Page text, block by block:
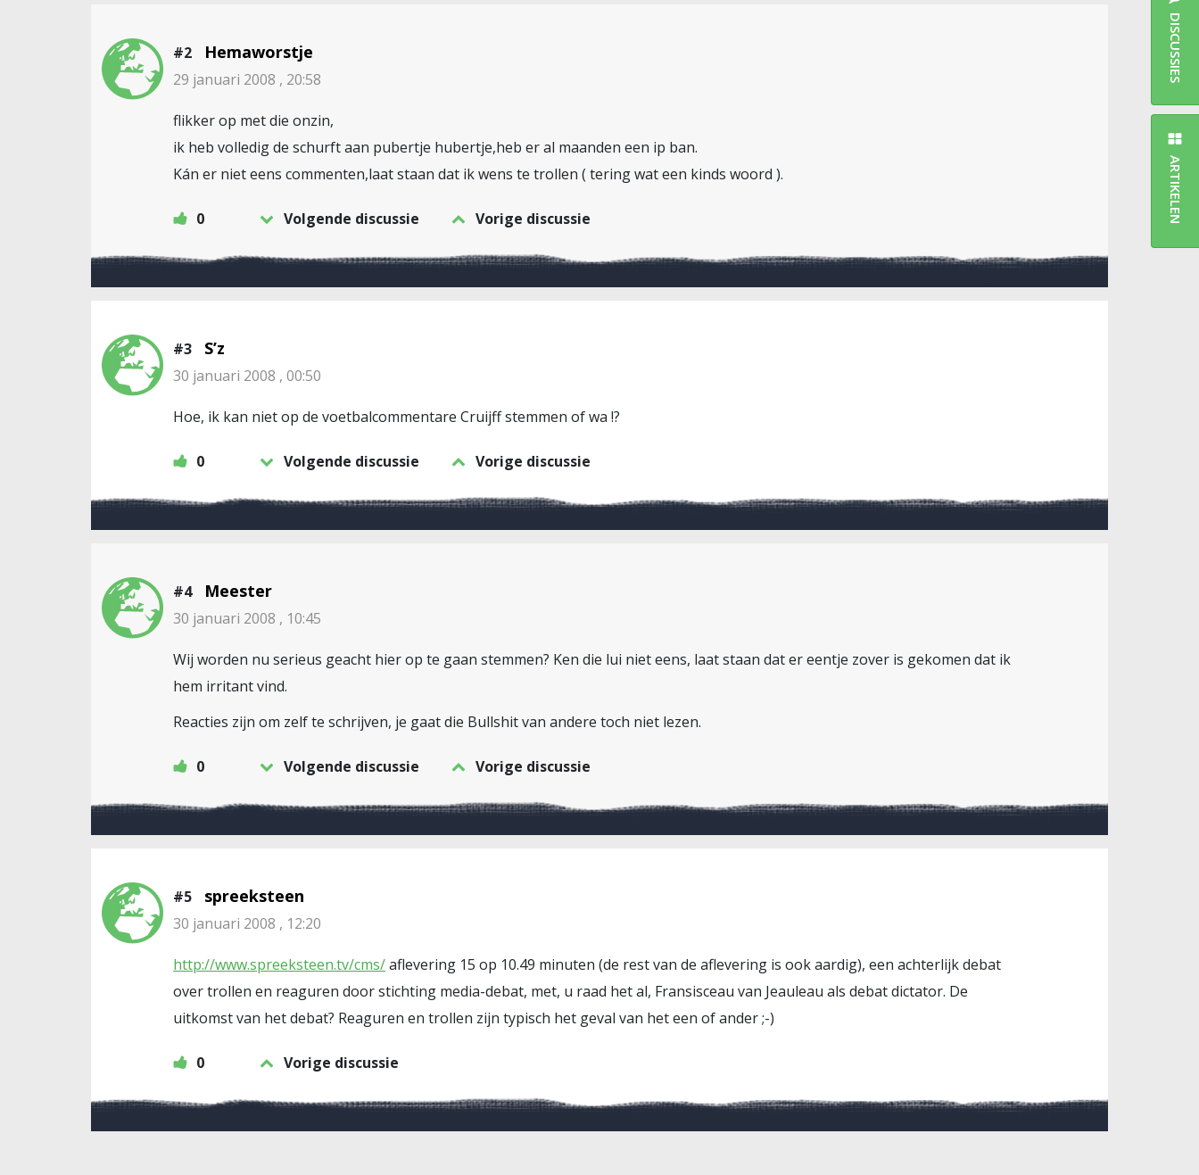
#2 Hemaworstje
29 januari 2008 , 20:58
flikker op met die onzin,
ik heb volledig de schurft aan pubertje hubertje,heb er al maanden een ip ban.
Kán er niet eens commenten,laat staan dat ik wens te trollen ( tering wat een kinds woord ).
0 Volgende discussie Vorige discussie
#3 S’z
30 januari 2008 , 00:50
Hoe, ik kan niet op de voetbalcommentare Cruijff stemmen of wa !?
0 Volgende discussie Vorige discussie
#4 Meester
30 januari 2008 , 10:45
Wij worden nu serieus geacht hier op te gaan stemmen? Ken die lui niet eens, laat staan dat er eentje zover is gekomen dat ik
hem irritant vind.
Reacties zijn om zelf te schrijven, je gaat die Bullshit van andere toch niet lezen.
0 Volgende discussie Vorige discussie
#5 spreeksteen
30 januari 2008 , 12:20
http://www.spreeksteen.tv/cms/aflevering 15 op 10.49 minuten (de rest van de aflevering is ook aardig), een achterlijk debat
over trollen en reaguren door stichting media-debat, met, u raad het al, Fransisceau van Jeauleau als debat dictator. De
uitkomst van het debat? Reaguren en trollen zijn typisch het geval van het een of ander ;-)
0 Vorige discussie
DISCUSSIES
ARTIKELEN